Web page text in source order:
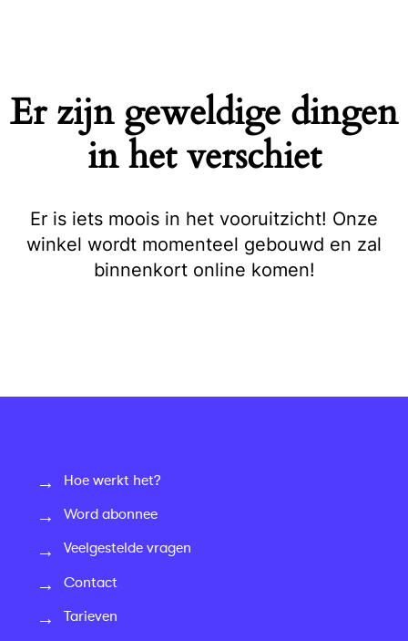
Er zijn geweldige dingen
in het verschiet
Er is iets moois in het vooruitzicht! Onze
winkel wordt momenteel gebouwd en zal
binnenkort online komen!
Hoe werkt het?
Word abonnee
Veelgestelde vragen
Contact
Tarieven